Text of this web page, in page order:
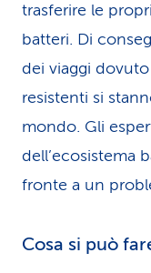
trasferire le
batteri. Di
dei viaggi
resistenti si
mondo. Gli
dell’ecosistema
fronte a un
Cosa si può